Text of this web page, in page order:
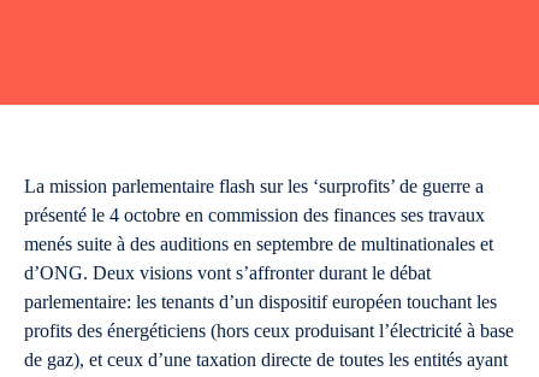
La mission parlementaire flash sur les ‘surprofits’ de guerre a
présenté le 4 octobre en commission des finances ses travaux
menés suite à des auditions en septembre de multinationales et
d’ONG. Deux visions vont s’affronter durant le débat
parlementaire: les tenants d’un dispositif européen touchant les
profits des énergéticiens (hors ceux produisant l’électricité à base
de gaz), et ceux d’une taxation directe de toutes les entités ayant